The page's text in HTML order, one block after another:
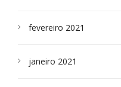
fevereiro 2021
janeiro 2021